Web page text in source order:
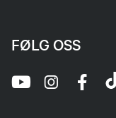
FØLG OSS